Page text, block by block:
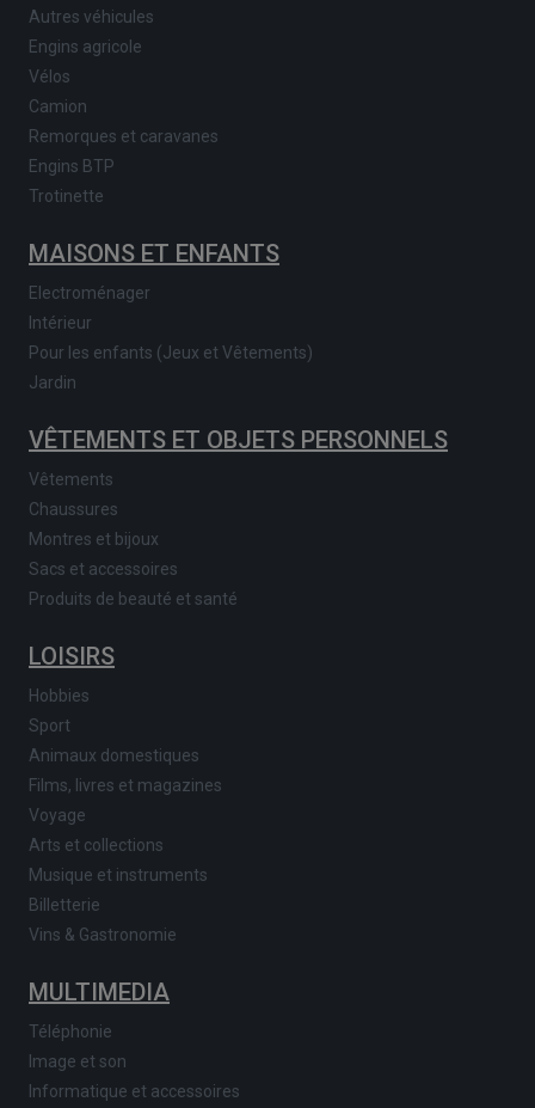
Autres véhicules
Engins agricole
Vélos
Camion
Remorques et caravanes
Engins BTP
Trotinette
MAISONS ET ENFANTS
Electroménager
Intérieur
Pour les enfants (Jeux et Vêtements)
Jardin
VÊTEMENTS ET OBJETS PERSONNELS
Vêtements
Chaussures
Montres et bijoux
Sacs et accessoires
Produits de beauté et santé
LOISIRS
Hobbies
Sport
Animaux domestiques
Films, livres et magazines
Voyage
Arts et collections
Musique et instruments
Billetterie
Vins & Gastronomie
MULTIMEDIA
Téléphonie
Image et son
Informatique et accessoires